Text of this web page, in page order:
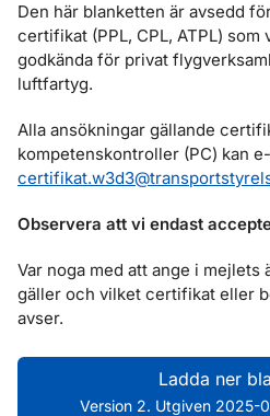
Den här blanketten är avsedd
certifikat (PPL, CPL, ATPL)
godkända för privat
luftfartyg.
Alla ansökningar gällande
kompetenskontroller (PC) kan
Observera att vi endast
Var noga med att ange i mejlets
gäller och vilket certifikat eller
avser.
Ladda ner
Version 2. Utgiven 2025-